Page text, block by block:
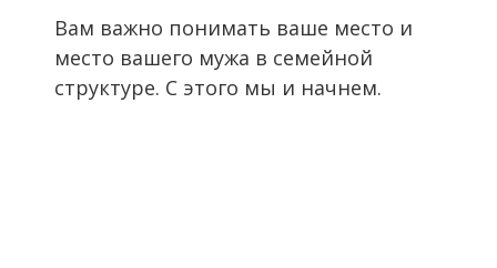
Вам важно понимать ваше место и
место вашего мужа в семейной
структуре. С этого мы и начнем.